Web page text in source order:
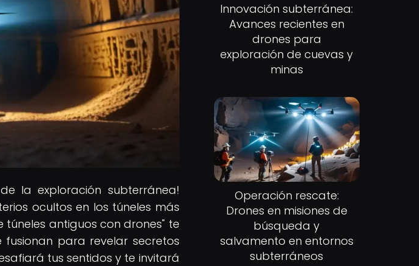
la exploración subterránea!
ocultos en los túneles más
antiguos con drones" te
para revelar secretos
tus sentidos y te invitará
Innovación subterránea:
Avances recientes en
drones para
exploración de cuevas y
minas
Operación rescate:
Drones en misiones de
búsqueda y
salvamento en entornos
subterráneos